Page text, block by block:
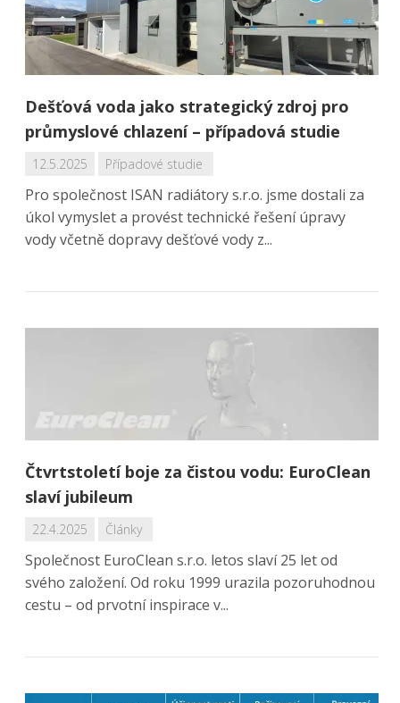
Dešťová voda jako strategický zdroj pro
průmyslové chlazení – případová studie
12.5.2025 Případové studie
Pro společnost ISAN radiátory s.r.o. jsme dostali za
úkol vymyslet a provést technické řešení úpravy
vody včetně dopravy dešťové vody z...
Čtvrtstoletí boje za čistou vodu: EuroClean
slaví jubileum
22.4.2025 Články
Společnost EuroClean s.r.o. letos slaví 25 let od
svého založení. Od roku 1999 urazila pozoruhodnou
cestu – od prvotní inspirace v...